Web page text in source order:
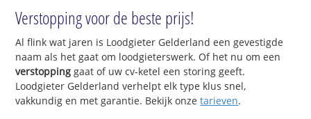
Verstopping voor de beste prijs!
Al flink wat jaren is Loodgieter Gelderland een gevestigde
naam als het gaat om loodgieterswerk. Of het nu om een
verstopping gaat of uw cv-ketel een storing geeft.
Loodgieter Gelderland verhelpt elk type klus snel,
vakkundig en met garantie. Bekijk onzetarieven.